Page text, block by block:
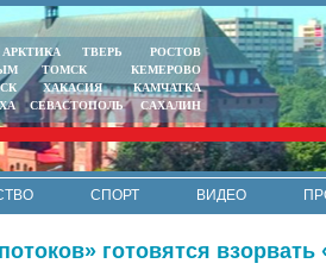
АРКТИКА ТВЕРЬ
РОСТОВ
ТОМСК
КЕМЕРОВО
ХАКАСИЯ
КАМЧАТКА
СЕВАСТОПОЛЬ САХАЛИН
СПОРТ ВИДЕО
готовятся взорвать